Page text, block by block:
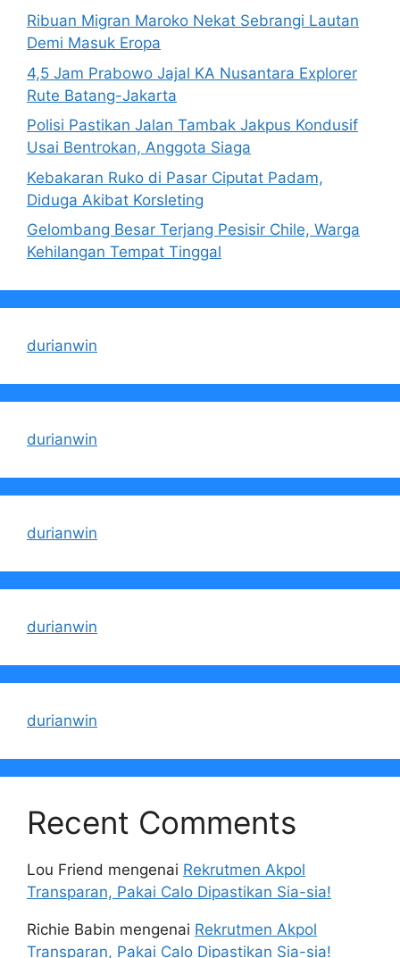
Ribuan Migran Maroko Nekat Sebrangi Lautan
Demi Masuk Eropa
4,5 Jam Prabowo Jajal KA Nusantara Explorer
Rute Batang-Jakarta
Polisi Pastikan Jalan Tambak Jakpus Kondusif
Usai Bentrokan, Anggota Siaga
Kebakaran Ruko di Pasar Ciputat Padam,
Diduga Akibat Korsleting
Gelombang Besar Terjang Pesisir Chile, Warga
Kehilangan Tempat Tinggal
durianwin
durianwin
durianwin
durianwin
durianwin
Recent Comments
Lou Friend mengenai Rekrutmen Akpol
Transparan, Pakai Calo Dipastikan Sia-sia!
Richie Babin mengenai Rekrutmen Akpol
Transparan, Pakai Calo Dipastikan Sia-sia!